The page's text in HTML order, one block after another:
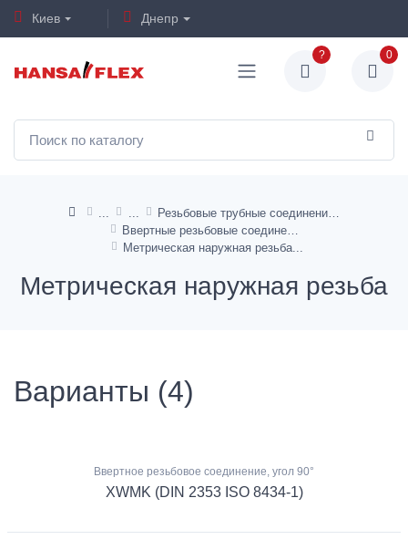
Киев Днепр
? 0
Метрическая наружная резьба
Метрическая наружная резьба
Варианты (4)
Ввертное резьбовое соединение, угол 90°
XWMK (DIN 2353 ISO 8434-1)